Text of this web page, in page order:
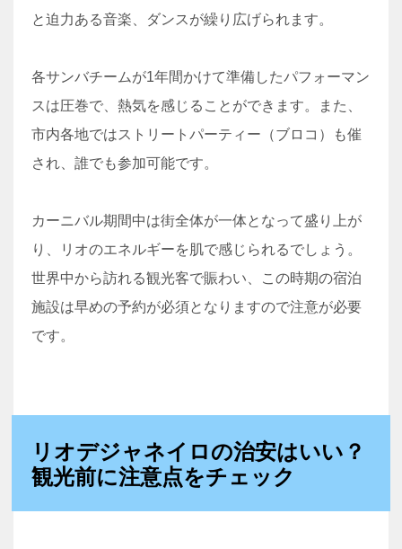
と迫力ある音楽、ダンスが繰り広げられます。
各サンバチームが1年間かけて準備したパフォーマン
スは圧巻で、熱気を感じることができます。また、
市内各地ではストリートパーティー（ブロコ）も催
され、誰でも参加可能です。
カーニバル期間中は街全体が一体となって盛り上が
り、リオのエネルギーを肌で感じられるでしょう。
世界中から訪れる観光客で賑わい、この時期の宿泊
施設は早めの予約が必須となりますので注意が必要
です。
リオデジャネイロの治安はいい？
観光前に注意点をチェック